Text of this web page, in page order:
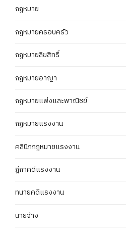
กฎหมาย
กฎหมายครอบครัว
กฎหมายลิขสิทธิ์
กฎหมายอาญา
กฎหมายแพ่งและพาณิชย์
กฏหมายแรงงาน
คลินิกกฎหมายแรงงาน
ฎีกาคดีแรงงาน
ทนายคดีแรงงาน
นายจ้าง